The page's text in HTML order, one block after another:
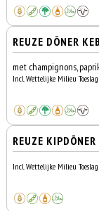
REUZE DÖNER
met champignons,
Incl. Wettelijke Milieu
REUZE KIPDÖNER
Incl. Wettelijke Milieu